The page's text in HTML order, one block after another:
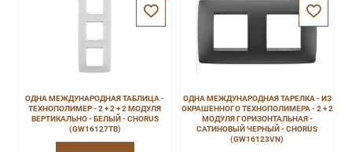
ОДНА МЕЖДУНАРОДНАЯ ТАБЛИЦА -
ТЕХНОПОЛИМЕР - 2 + 2 + 2 МОДУЛЯ
ВЕРТИКАЛЬНО - БЕЛЫЙ - CHORUS
(GW16127TB)
ОДНА МЕЖДУНАРОДНАЯ ТАРЕЛКА - ИЗ
ОКРАШЕННОГО ТЕХНОПОЛИМЕРА - 2 + 2
МОДУЛЯ ГОРИЗОНТАЛЬНАЯ -
САТИНОВЫЙ ЧЕРНЫЙ - CHORUS
(GW16123VN)